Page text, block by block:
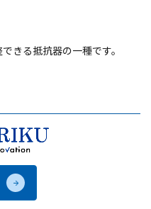
きる抵抗器の一種です。